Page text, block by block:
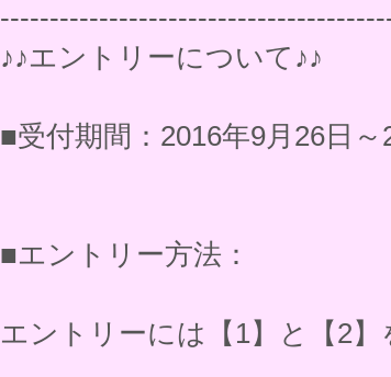
♪♪エントリーについて♪♪
■受付期間：2016年9月26日～
■エントリー方法：
エントリーには【1】と【2